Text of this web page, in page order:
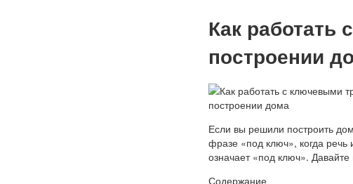
Как работать
построении
Если вы решили построить
фразе «под ключ», когда
означает «под ключ».
Содержание